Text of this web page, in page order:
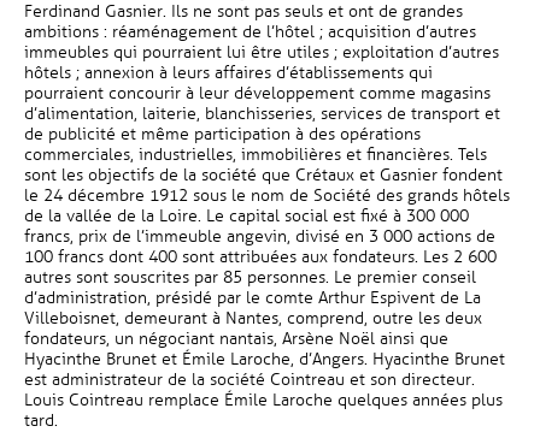
Ferdinand Gasnier. Ils ne sont pas seuls et ont de grandes
ambitions : réaménagement de l’hôtel ; acquisition d’autres
immeubles qui pourraient lui être utiles ; exploitation d’autres
hôtels ; annexion à leurs affaires d’établissements qui
pourraient concourir à leur développement comme magasins
d’alimentation, laiterie, blanchisseries, services de transport et
de publicité et même participation à des opérations
commerciales, industrielles, immobilières et financières. Tels
sont les objectifs de la société que Crétaux et Gasnier fondent
le 24 décembre 1912 sous le nom de Société des grands hôtels
de la vallée de la Loire. Le capital social est fixé à 300 000
francs, prix de l’immeuble angevin, divisé en 3 000 actions de
100 francs dont 400 sont attribuées aux fondateurs. Les 2 600
autres sont souscrites par 85 personnes. Le premier conseil
d’administration, présidé par le comte Arthur Espivent de La
Villeboisnet, demeurant à Nantes, comprend, outre les deux
fondateurs, un négociant nantais, Arsène Noël ainsi que
Hyacinthe Brunet et Émile Laroche, d’Angers. Hyacinthe Brunet
est administrateur de la société Cointreau et son directeur.
Louis Cointreau remplace Émile Laroche quelques années plus
tard.